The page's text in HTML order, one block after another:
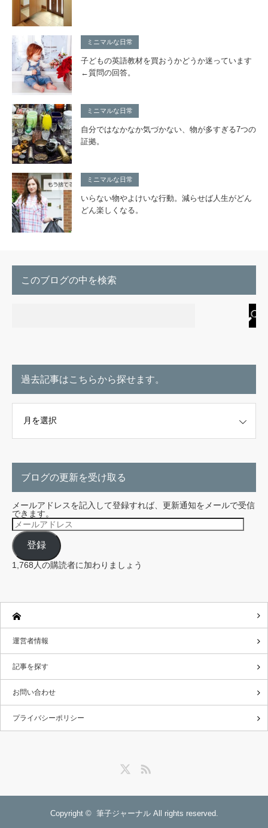
ミニマルな日常
子どもの英語教材を買おうかどうか迷っています
←質問の回答。
ミニマルな日常
自分ではなかなか気づかない、物が多すぎる7つの
証拠。
ミニマルな日常
いらない物やよけいな行動。減らせば人生がどん
どん楽しくなる。
このブログの中を検索
過去記事はこちらから探せます。
ブログの更新を受け取る
メールアドレスを記入して登録すれば、更新通知をメールで受信
できます。
メ
ー
ル
ア
ド
レ
ス
登録
1,768人の購読者に加わりましょう
運営者情報
記事を探す
お問い合わせ
プライバシーポリシー
Copyright © 筆子ジャーナルAll rights reserved.